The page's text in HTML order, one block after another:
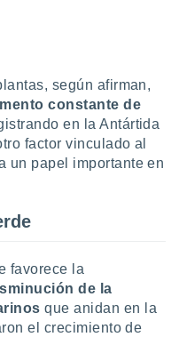
según afirman,
constante de
en la Antártida
factor vinculado al
un papel importante en
favorece la
de la
que anidan en la
el crecimiento de